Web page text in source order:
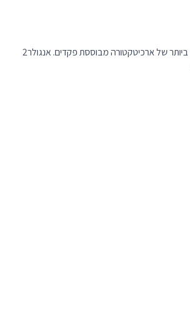
הדוגמא השלישית והאחרונה תציג חיבור בין שני פקדים– וזו בעצם היכולת החשובה ביותר של ארכיטקטורה מבוססת פקדים. אנגולר2